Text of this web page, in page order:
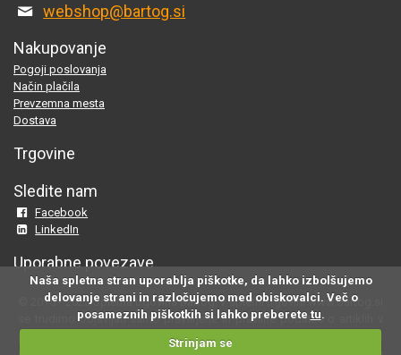
webshop@bartog.si
Nakupovanje
Pogoji poslovanja
Način plačila
Prevzemna mesta
Dostava
Trgovine
Sledite nam
Facebook
LinkedIn
Uporabne povezave
© 2015 - 2025 Spletna trgovina Bartog, v spletni trgovini www.bartog.si
se trudimo objavljati samo preverjene in pravilne podatke o artiklih v
ponudbi; če na naši strani odkrijete neresnične oziroma neustrezne
Naša spletna stran uporablja piškotke, da lahko izbolšujemo
delovanje strani in razločujemo med obiskovalci. Več o
posameznih piškotkih si lahko preberete tu.
Strinjam se